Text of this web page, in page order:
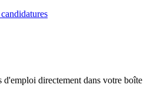
d'emploi directement dans votre boîte